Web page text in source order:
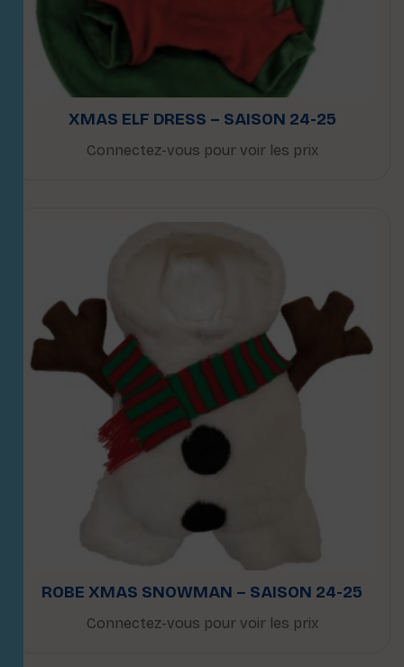
XMAS ELF DRESS – SAISON 24-25
Connectez-vous pour voir les prix
ROBE XMAS SNOWMAN – SAISON 24-25
Connectez-vous pour voir les prix